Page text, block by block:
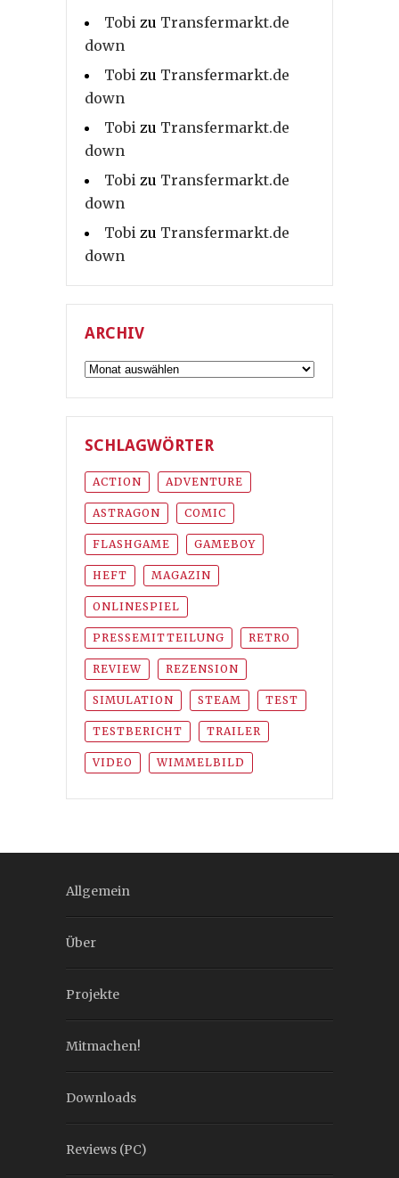
Tobi zu Transfermarkt.de
down
Tobi zu Transfermarkt.de
down
Tobi zu Transfermarkt.de
down
Tobi zu Transfermarkt.de
down
Tobi zu Transfermarkt.de
down
ARCHIV
Archiv
SCHLAGWÖRTER
ACTION ADVENTURE
ASTRAGON COMIC
FLASHGAME GAMEBOY
HEFT MAGAZIN
ONLINESPIEL
PRESSEMITTEILUNG RETRO
REVIEW REZENSION
SIMULATION STEAM TEST
TESTBERICHT TRAILER
VIDEO WIMMELBILD
Allgemein
Über
Projekte
Mitmachen!
Downloads
Reviews (PC)